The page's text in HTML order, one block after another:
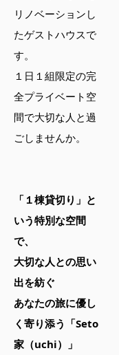
リノベーションし
たゲストハウスで
す。
１日１組限定の完
全プライベート空
間で大切な人と過
ごしませんか。
「１棟貸切り」と
いう特別な空間
で、
大切な人との思い
出を紡ぐ
あなたの旅に優し
く寄り添う「Seto
家（uchi）」